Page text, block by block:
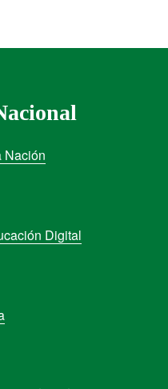
Nación
Digital